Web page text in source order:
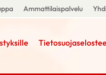
Ammattilaispalvelu